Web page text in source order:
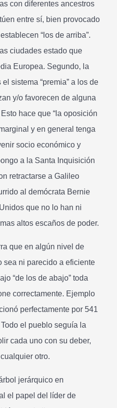
con diferentes ancestros
entre sí, bien provocado
“los de arriba”.
ciudades estado que
Europea. Segundo, la
sistema “premia” a los de
y/o favorecen de alguna
hace que “la oposición
y en general tenga
socio económico y
a la Santa Inquisición
retractarse a Galileo
al demócrata Bernie
que no lo han ni
altos escaños de poder.
que en algún nivel de
sea ni parecido a eficiente
“de los de abajo” toda
correctamente. Ejemplo
perfectamente por 541
el pueblo seguía la
cada uno con su deber,
otro.
jerárquico en
el papel del líder de